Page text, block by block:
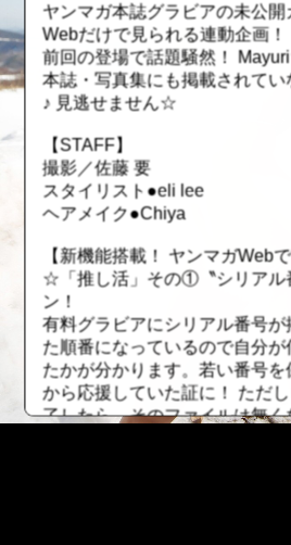
ヤンマガ本誌グラビアの未公
Webだけで見られる連動企画！
前回の登場で話題騒然！
本誌・写真集にも掲載されてい
♪ 見逃せません☆
【STAFF】
撮影／佐藤 要
スタイリスト●eli lee
ヘアメイク●Chiya
【新機能搭載！ ヤンマガWebで
☆「推し活」その①〝シリアル
ン！
有料グラビアにシリアル番号が
た順番になっているので自分が
たかが分かります。若い番号
から応援していた証に！ ただ
了したら、そのファイルは無
::fzkqzrz.oi